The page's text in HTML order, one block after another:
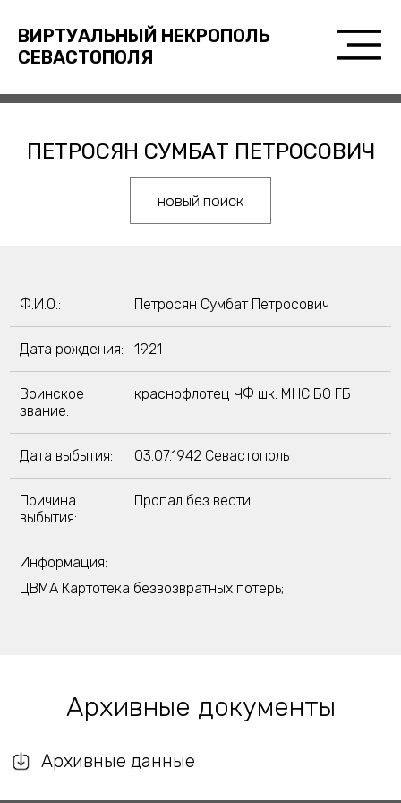
ВИРТУАЛЬНЫЙ НЕКРОПОЛЬ
СЕВАСТОПОЛЯ
ПЕТРОСЯН СУМБАТ ПЕТРОСОВИЧ
новый поиск
Ф.И.О.: Петросян Сумбат Петросович
Дата рождения: 1921
Воинское
звание:
краснофлотец ЧФ шк. МНС БО ГБ
Дата выбытия: 03.07.1942 Севастополь
Причина
выбытия:
Пропал без вести
Информация:
ЦВМА Картотека безвозвратных потерь;
Архивные документы
Архивные данные